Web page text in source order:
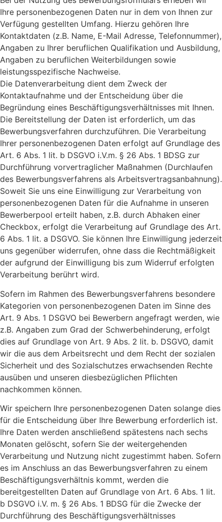
Ihre personenbezogenen Daten nur in dem von Ihnen zur
Verfügung gestellten Umfang. Hierzu gehören Ihre
Kontaktdaten (z.B. Name, E-Mail Adresse, Telefonnummer),
Angaben zu Ihrer beruflichen Qualifikation und Ausbildung,
Angaben zu beruflichen Weiterbildungen sowie
leistungsspezifische Nachweise.
Die Datenverarbeitung dient dem Zweck der
Kontaktaufnahme und der Entscheidung über die
Begründung eines Beschäftigungsverhältnisses mit Ihnen.
Die Bereitstellung der Daten ist erforderlich, um das
Bewerbungsverfahren durchzuführen. Die Verarbeitung
Ihrer personenbezogenen Daten erfolgt auf Grundlage des
Art. 6 Abs. 1 lit. b DSGVO i.V.m. § 26 Abs. 1 BDSG zur
Durchführung vorvertraglicher Maßnahmen (Durchlaufen
des Bewerbungsverfahrens als Arbeitsvertragsanbahnung).
Soweit Sie uns eine Einwilligung zur Verarbeitung von
personenbezogenen Daten für die Aufnahme in unseren
Bewerberpool erteilt haben, z.B. durch Abhaken einer
Checkbox, erfolgt die Verarbeitung auf Grundlage des Art.
6 Abs. 1 lit. a DSGVO. Sie können Ihre Einwilligung jederzeit
uns gegenüber widerrufen, ohne dass die Rechtmäßigkeit
der aufgrund der Einwilligung bis zum Widerruf erfolgten
Verarbeitung berührt wird.
Sofern im Rahmen des Bewerbungsverfahrens besondere
Kategorien von personenbezogenen Daten im Sinne des
Art. 9 Abs. 1 DSGVO bei Bewerbern angefragt werden, wie
z.B. Angaben zum Grad der Schwerbehinderung, erfolgt
dies auf Grundlage von Art. 9 Abs. 2 lit. b. DSGVO, damit
wir die aus dem Arbeitsrecht und dem Recht der sozialen
Sicherheit und des Sozialschutzes erwachsenden Rechte
ausüben und unseren diesbezüglichen Pflichten
nachkommen können.
Wir speichern Ihre personenbezogenen Daten solange dies
für die Entscheidung über Ihre Bewerbung erforderlich ist.
Ihre Daten werden anschließend spätestens nach sechs
Monaten gelöscht, sofern Sie der weitergehenden
Verarbeitung und Nutzung nicht zugestimmt haben. Sofern
es im Anschluss an das Bewerbungsverfahren zu einem
Beschäftigungsverhältnis kommt, werden die
bereitgestellten Daten auf Grundlage von Art. 6 Abs. 1 lit.
b DSGVO i.V. m. § 26 Abs. 1 BDSG für die Zwecke der
Durchführung des Beschäftigungsverhältnisses